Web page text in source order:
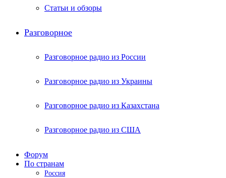
Статьи и обзоры
Разговорное
Разговорное радио из России
Разговорное радио из Украины
Разговорное радио из Казахстана
Разговорное радио из США
Форум
По странам
Россия